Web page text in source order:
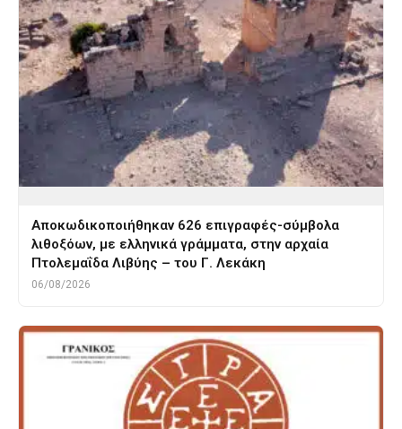
Αποκωδικοποιήθηκαν 626 επιγραφές-σύμβολα
λιθοξόων, με ελληνικά γράμματα, στην αρχαία
Πτολεμαΐδα Λιβύης – του Γ. Λεκάκη
06/08/2026